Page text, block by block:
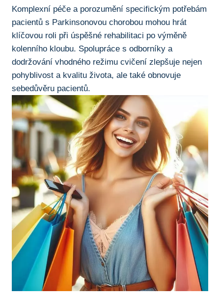
Komplexní péče ⁣a porozumění ⁢specifickým potřebám
pacientů s‍ Parkinsonovou ⁤chorobou mohou hrát
klíčovou roli při úspěšné rehabilitaci po výměně
kolenního kloubu. Spolupráce s odborníky a
dodržování vhodného režimu cvičení zlepšuje nejen
pohyblivost a kvalitu života, ale také obnovuje
sebedůvěru‍ pacientů.